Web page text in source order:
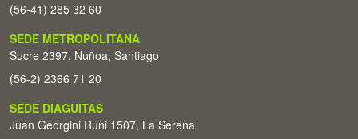
(56-41) 285 32 60
SEDE METROPOLITANA
Sucre 2397, Ñuñoa, Santiago
(56-2) 2366 71 20
SEDE DIAGUITAS
Juan Georgini Runi 1507, La Serena